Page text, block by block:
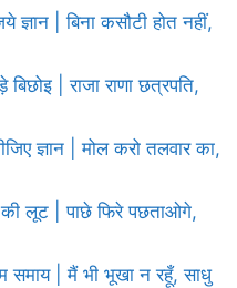
| बिना कसौटी होत नहीं,
| राजा राणा छत्रपति,
ज्ञान | मोल करो तलवार का,
लूट | पाछे फिरे पछताओगे,
समाय | मैं भी भूखा न रहूँ, साधु